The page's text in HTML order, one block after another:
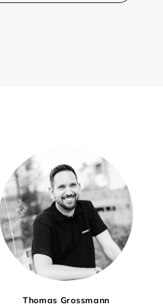
Thomas Grossmann